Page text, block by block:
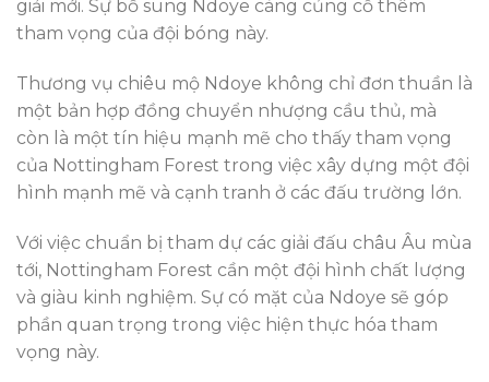
giải mới. Sự bổ sung Ndoye càng củng cố thêm
tham vọng của đội bóng này.
Thương vụ chiêu mộ Ndoye không chỉ đơn thuần là
một bản hợp đồng chuyển nhượng cầu thủ, mà
còn là một tín hiệu mạnh mẽ cho thấy tham vọng
của Nottingham Forest trong việc xây dựng một đội
hình mạnh mẽ và cạnh tranh ở các đấu trường lớn.
Với việc chuẩn bị tham dự các giải đấu châu Âu mùa
tới, Nottingham Forest cần một đội hình chất lượng
và giàu kinh nghiệm. Sự có mặt của Ndoye sẽ góp
phần quan trọng trong việc hiện thực hóa tham
vọng này.